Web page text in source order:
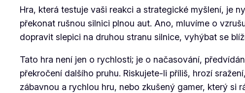
Hra, která testuje vaši reakci a strategické myšlení, je
překonat rušnou silnici plnou aut. Ano, mluvíme o
dopravit slepici na druhou stranu silnice, vyhýbat se
Tato hra není jen o rychlosti; je o načasování,
překročení dalšího pruhu. Riskujete-li příliš, hrozí
zábavnou a rychlou hru, nebo zkušený gamer, který si